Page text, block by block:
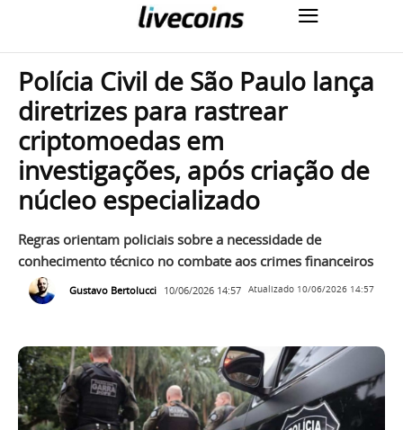
Polícia Civil de São Paulo lança
diretrizes para rastrear
criptomoedas em
investigações, após criação de
núcleo especializado
Regras orientam policiais sobre a necessidade de
conhecimento técnico no combate aos crimes financeiros
Gustavo Bertolucci 10/06/2026 14:57 Atualizado 10/06/2026 14:57